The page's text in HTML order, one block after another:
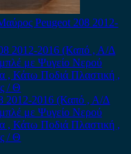
Peugeot 208 2012-
2012-2016 (Καπό , Α/Δ
με Ψυγείο Νερού
, Κάτω Ποδιά Πλαστική ,
/ Θ